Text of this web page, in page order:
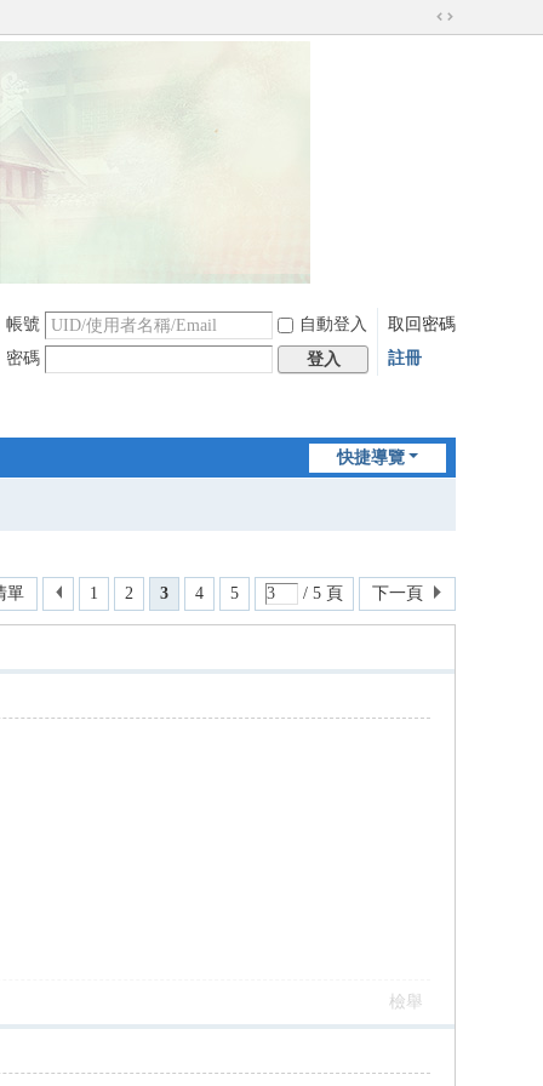
切
帳號 自動登入
取回密碼
密碼
登入 註冊
快捷導覽
1 2 3 4 5 / 5 頁 下一頁
單
檢舉